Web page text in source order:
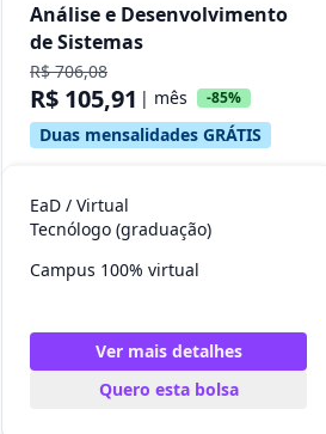
Análise e Desenvolvimento
de Sistemas
R$ 706,08
R$ 105,91 | mês -85%
Duas mensalidades GRÁTIS
EaD / Virtual
Tecnólogo (graduação)
Campus 100% virtual
Ver mais detalhes
Quero esta bolsa